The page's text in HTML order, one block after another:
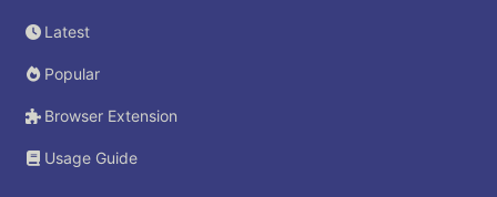
Latest
Popular
Browser Extension
Usage Guide